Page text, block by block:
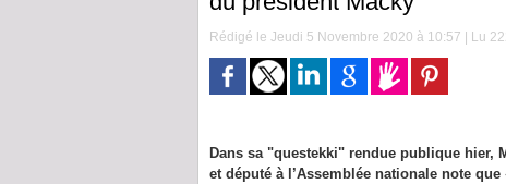
Rédigé le Jeudi 5 Novembre 2020 à 10:57 | Lu
Dans sa "questekki" rendue publique hier,
et député à l’Assemblée nationale note